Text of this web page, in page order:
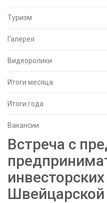
Туризм
Галерея
Видеоролики
Итоги месяца
Итоги года
Вакансии
Встреча с